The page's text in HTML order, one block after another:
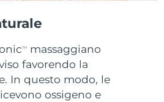
TM
massaggiano
favorendo la
In questo modo, le
ossigeno e